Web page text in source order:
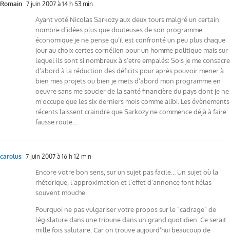
Romain 7 juin 2007 à 14 h 53 min
Ayant voté Nicolas Sarkozy aux deux tours malgré un certain
nombre d’idées plus que douteuses de son programme
économique je ne pense qu’il est confronté un peu plus chaque
jour au choix certes cornélien pour un homme politique mais sur
lequel ils sont si nombreux à s’etre empalés: Sois je me consacre
d’abord à la réduction des déficits pour après pouvoir mener à
bien mes projets ou bien je mets d’abord mon programme en
oeuvre sans me soucier de la santé financière du pays dont je ne
m’occupe que les six derniers mois comme alibi. Les évènements
récents laissent craindre que Sarkozy ne commence déjà à faire
fausse route…
carolus 7 juin 2007 à 16 h 12 min
Encore votre bon sens, sur un sujet pas facile… Un sujet où la
rhétorique, l’approximation et l’effet d’annonce font hélas
souvent mouche.
Pourquoi ne pas vulgariser votre propos sur le "cadrage" de
législature dans une tribune dans un grand quotidien. Ce serait
mille fois salutaire. Car on trouve aujourd’hui beaucoup de